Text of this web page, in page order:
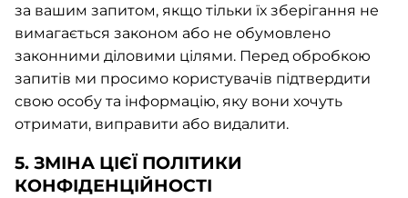
за вашим запитом, якщо тільки їх зберігання не
вимагається законом або не обумовлено
законними діловими цілями. Перед обробкою
запитів ми просимо користувачів підтвердити
свою особу та інформацію, яку вони хочуть
отримати, виправити або видалити.
5. ЗМІНА ЦІЄЇ ПОЛІТИКИ
КОНФІДЕНЦІЙНОСТІ